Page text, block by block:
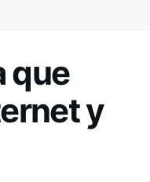
que
y